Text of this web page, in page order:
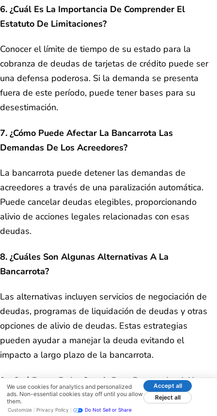
6. ¿Cuál Es La Importancia De Comprender El
Estatuto De Limitaciones?
Conocer el límite de tiempo de su estado para la
cobranza de deudas de tarjetas de crédito puede ser
una defensa poderosa. Si la demanda se presenta
fuera de este período, puede tener bases para su
desestimación.
7. ¿Cómo Puede Afectar La Bancarrota Las
Demandas De Los Acreedores?
La bancarrota puede detener las demandas de
acreedores a través de una paralización automática.
Puede cancelar deudas elegibles, proporcionando
alivio de acciones legales relacionadas con esas
deudas.
8. ¿Cuáles Son Algunas Alternativas A La
Bancarrota?
Las alternativas incluyen servicios de negociación de
deudas, programas de liquidación de deudas y otras
opciones de alivio de deudas. Estas estrategias
pueden ayudar a manejar la deuda evitando el
impacto a largo plazo de la bancarrota.
9. ¿Qué Pasos Debo Seguir Para Responder A Una
Demanda Por Tarjeta De Crédito?
We use cookies for analytics and personalized
ads. Non-essential cookies stay off until you allow
them.
Accept all
Reject all
Customize Privacy Policy Do Not Sell or Share